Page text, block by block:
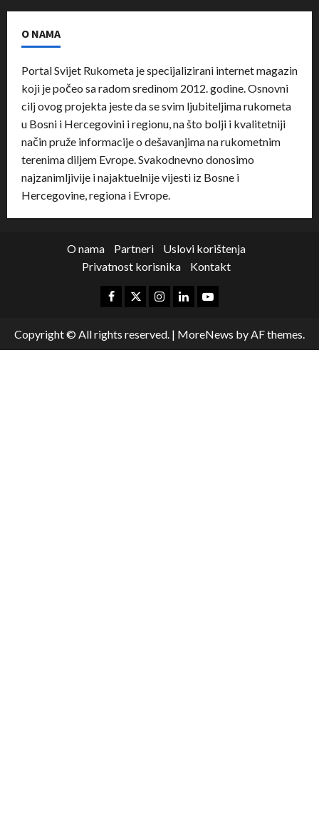
O NAMA
Portal Svijet Rukometa je specijalizirani internet magazin
koji je počeo sa radom sredinom 2012. godine. Osnovni
cilj ovog projekta jeste da se svim ljubiteljima rukometa
u Bosni i Hercegovini i regionu, na što bolji i kvalitetniji
način pruže informacije o dešavanjima na rukometnim
terenima diljem Evrope. Svakodnevno donosimo
najzanimljivije i najaktuelnije vijesti iz Bosne i
Hercegovine, regiona i Evrope.
O nama Partneri
Uslovi korištenja
Privatnost korisnika
Kontakt
Copyright © All rights reserved. | MoreNews by AF themes.